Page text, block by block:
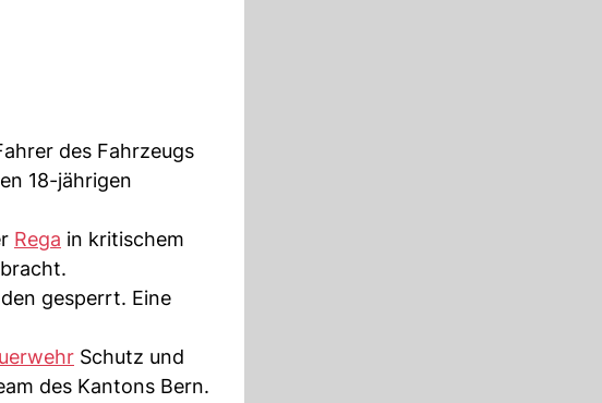
des Fahrzeugs
18-jährigen
Rega in kritischem
gesperrt. Eine
Schutz und
des Kantons Bern.